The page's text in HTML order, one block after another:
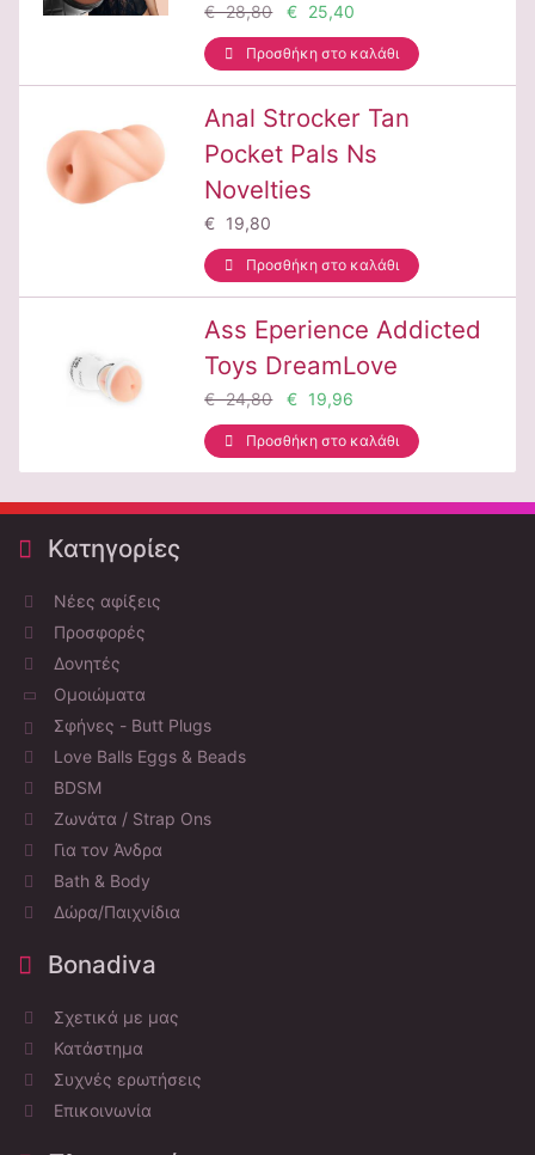
€ 28,80 € 25,40
Προσθήκη στο καλάθι
Anal Strocker Tan
Pocket Pals Ns
Novelties
€ 19,80
Προσθήκη στο καλάθι
Ass Eperience Addicted
Toys DreamLove
€ 24,80 € 19,96
Προσθήκη στο καλάθι
Κατηγορίες
Νέες αφίξεις
Προσφορές
Δονητές
Ομοιώματα
Σφήνες - Butt Plugs
Love Balls Eggs & Beads
BDSM
Ζωνάτα / Strap Ons
Για τον Άνδρα
Bath & Body
Δώρα/Παιχνίδια
Bonadiva
Σχετικά με μας
Κατάστημα
Συχνές ερωτήσεις
Επικοινωνία